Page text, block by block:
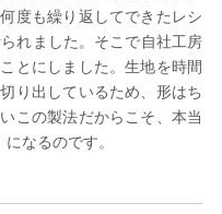
度も繰り返してできたレシ
れました。そこで自社工房
とにしました。生地を時間
り出しているため、形はち
この製法だからこそ、本当
なるのです。